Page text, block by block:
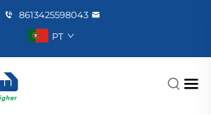
8613425598043
PT